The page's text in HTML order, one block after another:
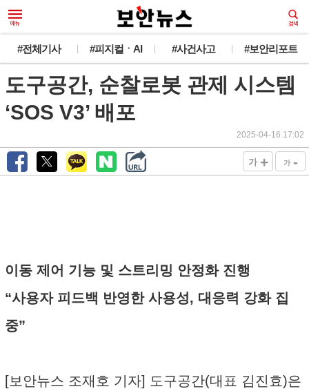
#전체기사 #피지컬ㆍAI #사건사고 #보안리포트
도구공간, 순찰로봇 관제 시스템
‘SOS V3’ 배포
2025-04-16 17:02
가 + 가 -
이동 제어 기능 및 스트리밍 안정화 진행
“사용자 피드백 반영한 사용성, 대응력 강화 집
중”
[보안뉴스 조재호 기자] 도구공간(대표 김진효)은